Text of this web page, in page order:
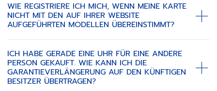
WIE REGISTRIERE ICH MICH, WENN MEINE KARTE
NICHT MIT DEN AUF IHRER WEBSITE
AUFGEFÜHRTEN MODELLEN ÜBEREINSTIMMT?
ICH HABE GERADE EINE UHR FÜR EINE ANDERE
PERSON GEKAUFT. WIE KANN ICH DIE
GARANTIEVERLÄNGERUNG AUF DEN KÜNFTIGEN
BESITZER ÜBERTRAGEN?